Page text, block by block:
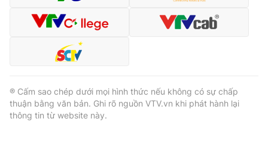
® Cấm sao chép dưới mọi hình thức nếu không có sự chấp
thuận bằng văn bản. Ghi rõ nguồn VTV.vn khi phát hành lại
thông tin từ website này.